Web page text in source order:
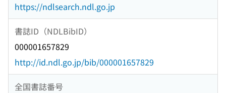
https://ndlsearch.ndl.go.jp
書誌ID（NDLBibID）
000001657829
http://id.ndl.go.jp/bib/000001657829
全国書誌番号